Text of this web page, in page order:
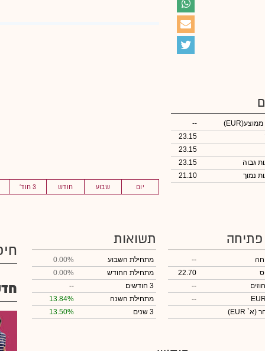
יום שבוע חודש 3 חוד'
ממוצע(EUR)
--
23.15
23.15
23.15
21.10
פתיחה
--
22.70
--
--
(א` EUR)
תשואות
מתחילת השבוע
0.00%
מתחילת החודש
0.00%
3 חודשים
--
מתחילת השנה
13.84%
3 שנים
13.50%